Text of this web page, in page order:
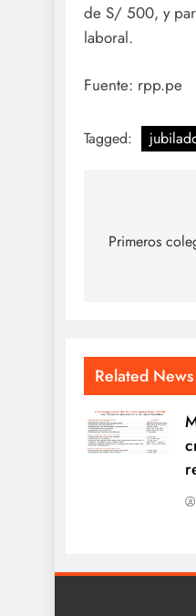
de S/ 500, y
laboral.
Fuente: rpp.pe
Tagged:
de
Primeros
Related News